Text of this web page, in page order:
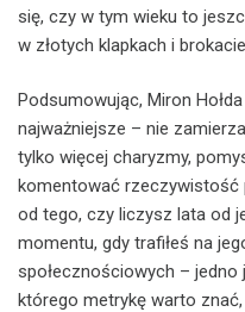
się, czy w tym wieku to
w złotych klapkach i
Podsumowując, Miron
najważniejsze – nie
tylko więcej charyzmy,
komentować rzeczywistość
od tego, czy liczysz lata od
momentu, gdy trafiłeś na
społecznościowych – jedno
którego metrykę warto